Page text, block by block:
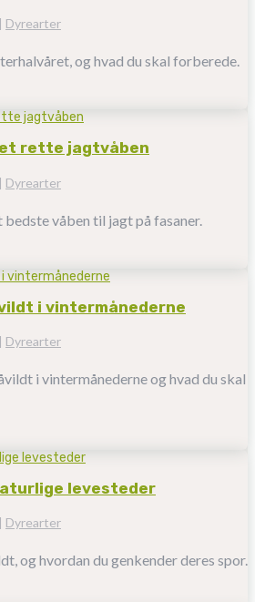
| Dyrearter
og hvad du skal forberede.
rette jagtvåben
| Dyrearter
våben til jagt på fasaner.
i vintermånederne
| Dyrearter
i vintermånederne og hvad du skal
levesteder
| Dyrearter
og hvordan du genkender deres spor.